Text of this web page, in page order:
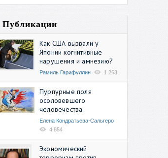
Публикации
Как США вызвали у
Японии когнитивные
нарушения и амнезию?
Рамиль Гарифуллин 1 263
Пурпурные поля
осоловевшего
человечества
Елена Кондратьева-Сальгеро
4 854
Экономический